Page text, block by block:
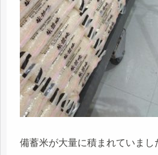
備蓄米が大量に積まれていまし